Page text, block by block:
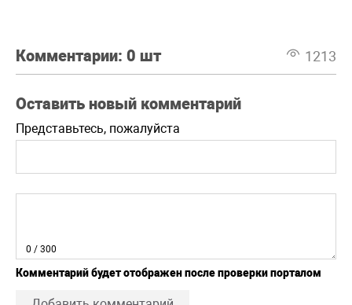
Комментарии: 0 шт 1213
Оставить новый комментарий
Представьтесь, пожалуйста
0 / 300
Комментарий будет отображен после проверки порталом